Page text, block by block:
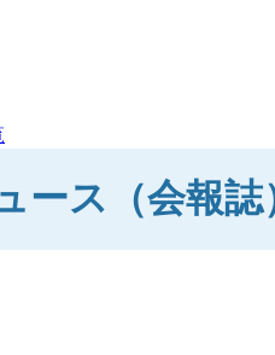
ス（会報誌